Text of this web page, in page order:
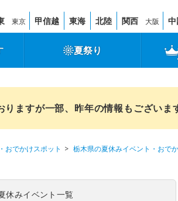
東京 甲信越 東海 北陸 関西 大阪 中
夏祭り
ますが一部、昨年の情報もございま
おでかけスポット 栃木県の夏休みイベント・おで
休みイベント一覧